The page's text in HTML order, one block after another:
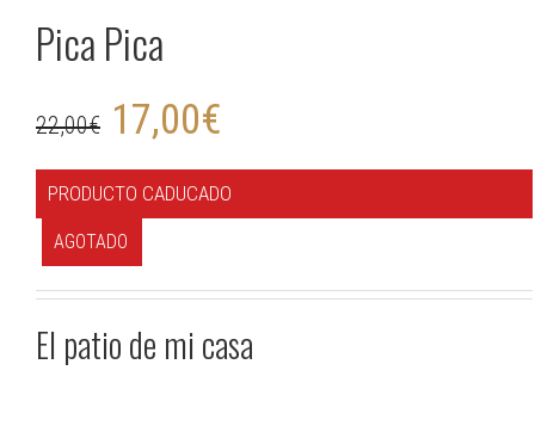
Pica Pica
22,00€ 17,00€
PRODUCTO CADUCADO
AGOTADO
El patio de mi casa